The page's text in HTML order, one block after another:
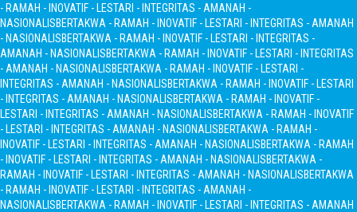
- RAMAH - INOVATIF - LESTARI - INTEGRITAS - AMANAH -
NASIONALISBERTAKWA - RAMAH - INOVATIF - LESTARI - INTEGRITAS - AMANAH
- NASIONALISBERTAKWA - RAMAH - INOVATIF - LESTARI - INTEGRITAS -
AMANAH - NASIONALISBERTAKWA - RAMAH - INOVATIF - LESTARI - INTEGRITAS
- AMANAH - NASIONALISBERTAKWA - RAMAH - INOVATIF - LESTARI -
INTEGRITAS - AMANAH - NASIONALISBERTAKWA - RAMAH - INOVATIF - LESTARI
- INTEGRITAS - AMANAH - NASIONALISBERTAKWA - RAMAH - INOVATIF -
LESTARI - INTEGRITAS - AMANAH - NASIONALISBERTAKWA - RAMAH - INOVATIF
- LESTARI - INTEGRITAS - AMANAH - NASIONALISBERTAKWA - RAMAH -
INOVATIF - LESTARI - INTEGRITAS - AMANAH - NASIONALISBERTAKWA - RAMAH
- INOVATIF - LESTARI - INTEGRITAS - AMANAH - NASIONALISBERTAKWA -
RAMAH - INOVATIF - LESTARI - INTEGRITAS - AMANAH - NASIONALISBERTAKWA
- RAMAH - INOVATIF - LESTARI - INTEGRITAS - AMANAH -
NASIONALISBERTAKWA - RAMAH - INOVATIF - LESTARI - INTEGRITAS - AMANAH